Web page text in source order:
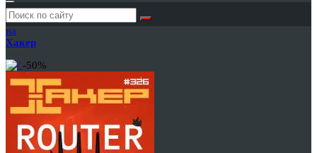
Годовая
подписка
на
Хакер
-50%